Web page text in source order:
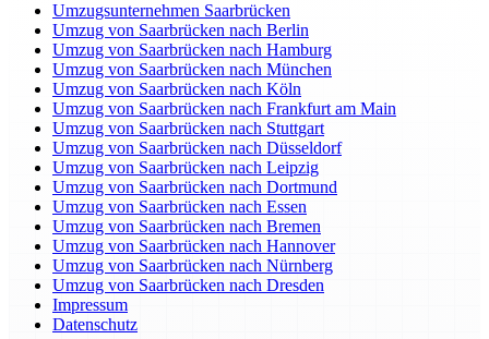
Umzugsunternehmen Saarbrücken
Umzug von Saarbrücken nach Berlin
Umzug von Saarbrücken nach Hamburg
Umzug von Saarbrücken nach München
Umzug von Saarbrücken nach Köln
Umzug von Saarbrücken nach Frankfurt am Main
Umzug von Saarbrücken nach Stuttgart
Umzug von Saarbrücken nach Düsseldorf
Umzug von Saarbrücken nach Leipzig
Umzug von Saarbrücken nach Dortmund
Umzug von Saarbrücken nach Essen
Umzug von Saarbrücken nach Bremen
Umzug von Saarbrücken nach Hannover
Umzug von Saarbrücken nach Nürnberg
Umzug von Saarbrücken nach Dresden
Impressum
Datenschutz